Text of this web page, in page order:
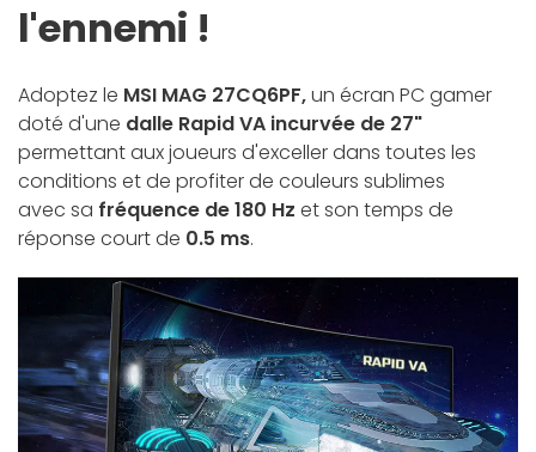
l'ennemi !
Adoptez le MSI MAG 27CQ6PF,un écran PC gamer
doté d'une dalle Rapid VA incurvée de 27"
permettant aux joueurs d'exceller dans toutes les
conditions et de profiter de couleurs sublimes
avec sa fréquence de 180 Hz et son temps de
réponse court de 0.5 ms.